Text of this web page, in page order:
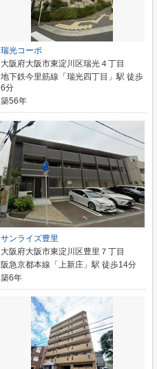
瑞光コーポ
大阪府大阪市東淀川区瑞光４丁目
地下鉄今里筋線「瑞光四丁目」駅 徒歩
6分
築56年
サンライズ豊里
大阪府大阪市東淀川区豊里７丁目
阪急京都本線「上新庄」駅 徒歩14分
築6年